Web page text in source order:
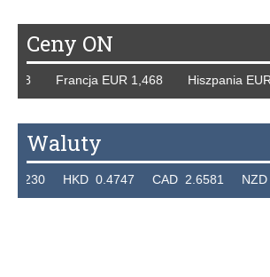
Ceny ON
EUR 1,468 Hiszpania EUR
Waluty
0.4747 CAD 2.6581 NZD